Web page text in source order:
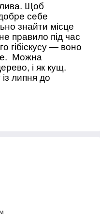
Щоб
себе
знайти місце
правило під час
гібіскусу — воно
Можна
і як кущ.
липня до